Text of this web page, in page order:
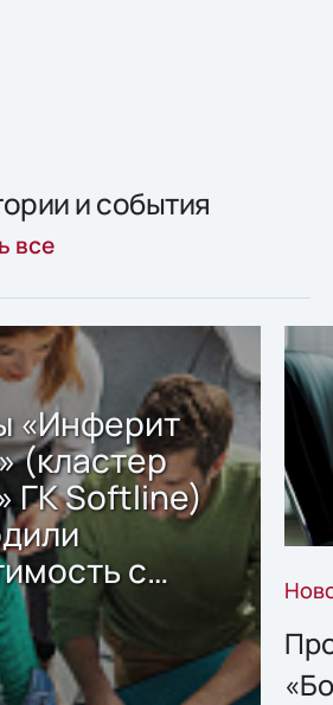
и события
все
«Инферит
(кластер
ГК Softline)
с
Sharx
для
данных